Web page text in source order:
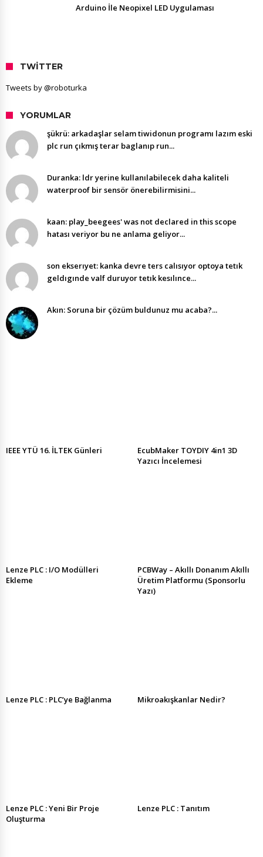
Arduino İle Neopixel LED Uygulaması
TWITTER
Tweets by @roboturka
YORUMLAR
şükrü: arkadaşlar selam tiwidonun programı lazım eski
plc run çıkmış terar baglanıp run...
Duranka: ldr yerine kullanılabilecek daha kaliteli
waterproof bir sensör önerebilirmisini...
kaan: play_beegees' was not declared in this scope
hatası veriyor bu ne anlama geliyor...
son ekserıyet: kanka devre ters calısıyor optoya tetık
geldıgınde valf duruyor tetık kesılınce...
Akın: Soruna bir çözüm buldunuz mu acaba?...
IEEE YTÜ 16. İLTEK Günleri
EcubMaker TOYDIY 4in1 3D
Yazıcı İncelemesi
Lenze PLC : I/O Modülleri
Ekleme
PCBWay – Akıllı Donanım Akıllı
Üretim Platformu (Sponsorlu
Yazı)
Lenze PLC : PLC’ye Bağlanma Mikroakışkanlar Nedir?
Lenze PLC : Yeni Bir Proje
Oluşturma
Lenze PLC : Tanıtım